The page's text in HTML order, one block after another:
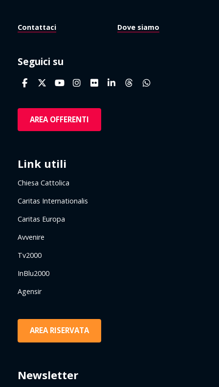
Contattaci Dove siamo
Seguici su
AREA OFFERENTI
Link utili
Chiesa Cattolica
Caritas Internationalis
Caritas Europa
Avvenire
Tv2000
InBlu2000
Agensir
AREA RISERVATA
Newsletter